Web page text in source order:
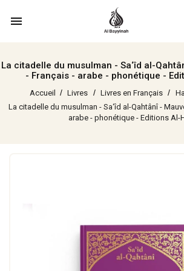
menu
La citadelle du musulman - Sa‘îd al-
- Français - arabe - phonétique -
Accueil Livres Livres en Français
La citadelle du musulman - Sa‘îd al-Qahtânî -
arabe - phonétique - Editions Al-